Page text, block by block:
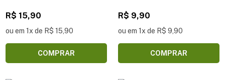
R$ 15,90
ou em 1x de R$ 15,90
COMPRAR
R$ 9,90
ou em 1x de R$ 9,90
COMPRAR